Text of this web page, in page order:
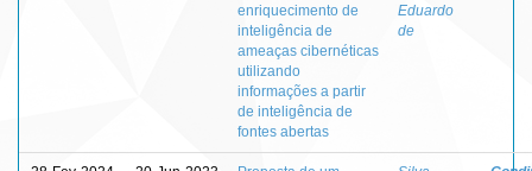
enriquecimento de
inteligência de
ameaças cibernéticas
utilizando
informações a partir
de inteligência de
fontes abertas
Eduardo
de